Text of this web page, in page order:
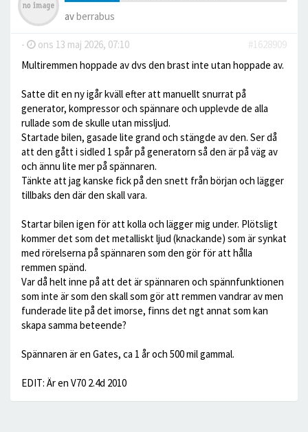
avberrabus
- ons 13 maj 2026, 07:10
#1628909
Multiremmen hoppade av dvs den brast inte utan hoppade av.
Satte dit en ny igår kväll efter att manuellt snurrat på
generator, kompressor och spännare och upplevde de alla
rullade som de skulle utan missljud.
Startade bilen, gasade lite grand och stängde av den. Ser då
att den gått i sidled 1 spår på generatorn så den är på väg av
och ännu lite mer på spännaren.
Tänkte att jag kanske fick på den snett från början och lägger
tillbaks den där den skall vara.
Startar bilen igen för att kolla och lägger mig under. Plötsligt
kommer det som det metalliskt ljud (knackande) som är synkat
med rörelserna på spännaren som den gör för att hålla
remmen spänd.
Var då helt inne på att det är spännaren och spännfunktionen
som inte är som den skall som gör att remmen vandrar av men
funderade lite på det imorse, finns det ngt annat som kan
skapa samma beteende?
Spännaren är en Gates, ca 1 år och 500 mil gammal.
EDIT: Är en V70 2.4d 2010